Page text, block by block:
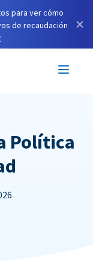
para ver cómo
de recaudación
×
Política